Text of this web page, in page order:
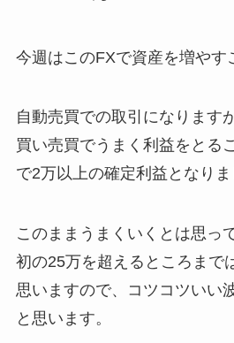
今週はこのFXで資産を増やす
自動売買での取引になります
買い売買でうまく利益をとる
で2万以上の確定利益となりま
このままうまくいくとは思っ
初の25万を超えるところまで
思いますので、コツコツいい
と思います。